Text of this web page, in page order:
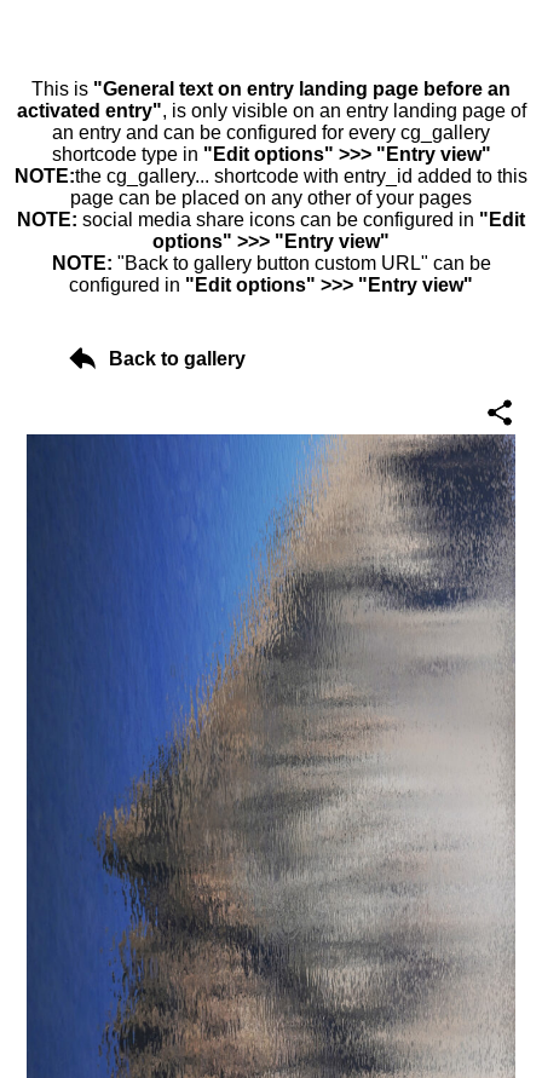
This is "General text on entry landing page before an
activated entry", is only visible on an entry landing page of
an entry and can be configured for every cg_gallery
shortcode type in "Edit options" >>> "Entry view"
NOTE:the cg_gallery... shortcode with entry_id added to this
page can be placed on any other of your pages
NOTE: social media share icons can be configured in "Edit
options" >>> "Entry view"
NOTE: "Back to gallery button custom URL" can be
configured in "Edit options" >>> "Entry view"
Back to gallery